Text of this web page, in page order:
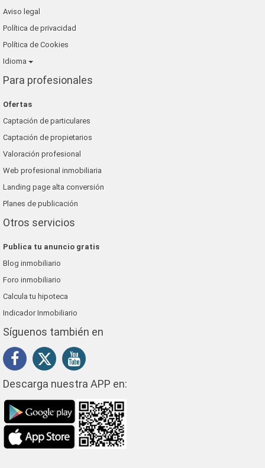
Aviso legal
Política de privacidad
Política de Cookies
Idioma
Para profesionales
Ofertas
Captación de particulares
Captación de propietarios
Valoración profesional
Web profesional inmobiliaria
Landing page alta conversión
Planes de publicación
Otros servicios
Publica tu anuncio gratis
Blog inmobiliario
Foro inmobiliario
Calcula tu hipoteca
Indicador Inmobiliario
Síguenos también en
Descarga nuestra APP en: